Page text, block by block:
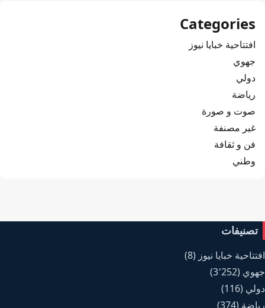
Categories
افتتاحية خبايا نيوز
جهوي
دولي
رياضة
صوت و صورة
غير مصنفة
فن و ثقافة
وطني
تصنيفات
افتتاحية خبايا نيوز (8)
جهوي (3٬252)
دولي (116)
رياضة (374)